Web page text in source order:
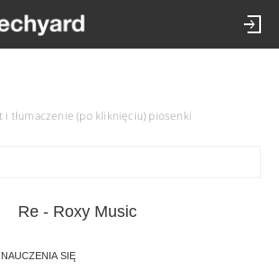
i tłumaczenie (po kliknięciu) piosenki
Re - Roxy Music
SIĘ